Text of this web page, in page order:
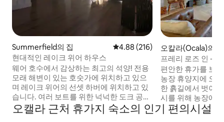
Summerfield의 집 평점 4.88점(5점 만점), 후기 216
4.88 (216)
현대적인 레이크 위어 하우스
웨어 호수에서 감상하는 최고의 석양! 전용
모래 해변이 있는 호숫가에 위치하고 있으
며 레이크 위어의 선셋 하버에 위치하고 있
습니다. 여러 보트를 위한 넉넉한 도크 공간
과 해변 공간이 있습니다. 숙소는 버드 아일
랜드에 있으며 가족 및 친구들과 함께 즐거
오칼라(Ocala)의
소
프레리 로즈 인 -
편안한 휴가를 보
농장 휴양지에 오
한 흙길에서 벗어
시를 위해 농장에
싸인 2에이커의
동반한 게스트에
오캘라 근처 휴가지 숙소의 인기 편의시설